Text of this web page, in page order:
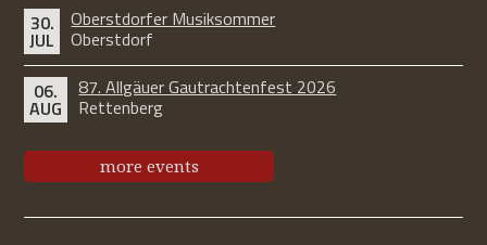
30.
JUL
Oberstdorfer Musiksommer
Oberstdorf
06.
AUG
87. Allgäuer Gautrachtenfest 2026
Rettenberg
more events